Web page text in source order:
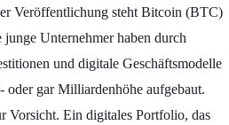
Veröffentlichung steht Bitcoin (BTC)
Unternehmer haben durch
und digitale Geschäftsmodelle
gar Milliardenhöhe aufgebaut.
Vorsicht. Ein digitales Portfolio, das